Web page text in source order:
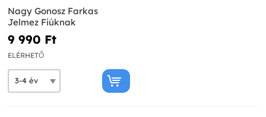
Nagy Gonosz Farkas
Jelmez Fiúknak
9 990 Ft‎
ELÉRHETŐ